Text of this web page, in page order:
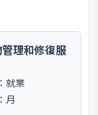
理和修復服
就業
月